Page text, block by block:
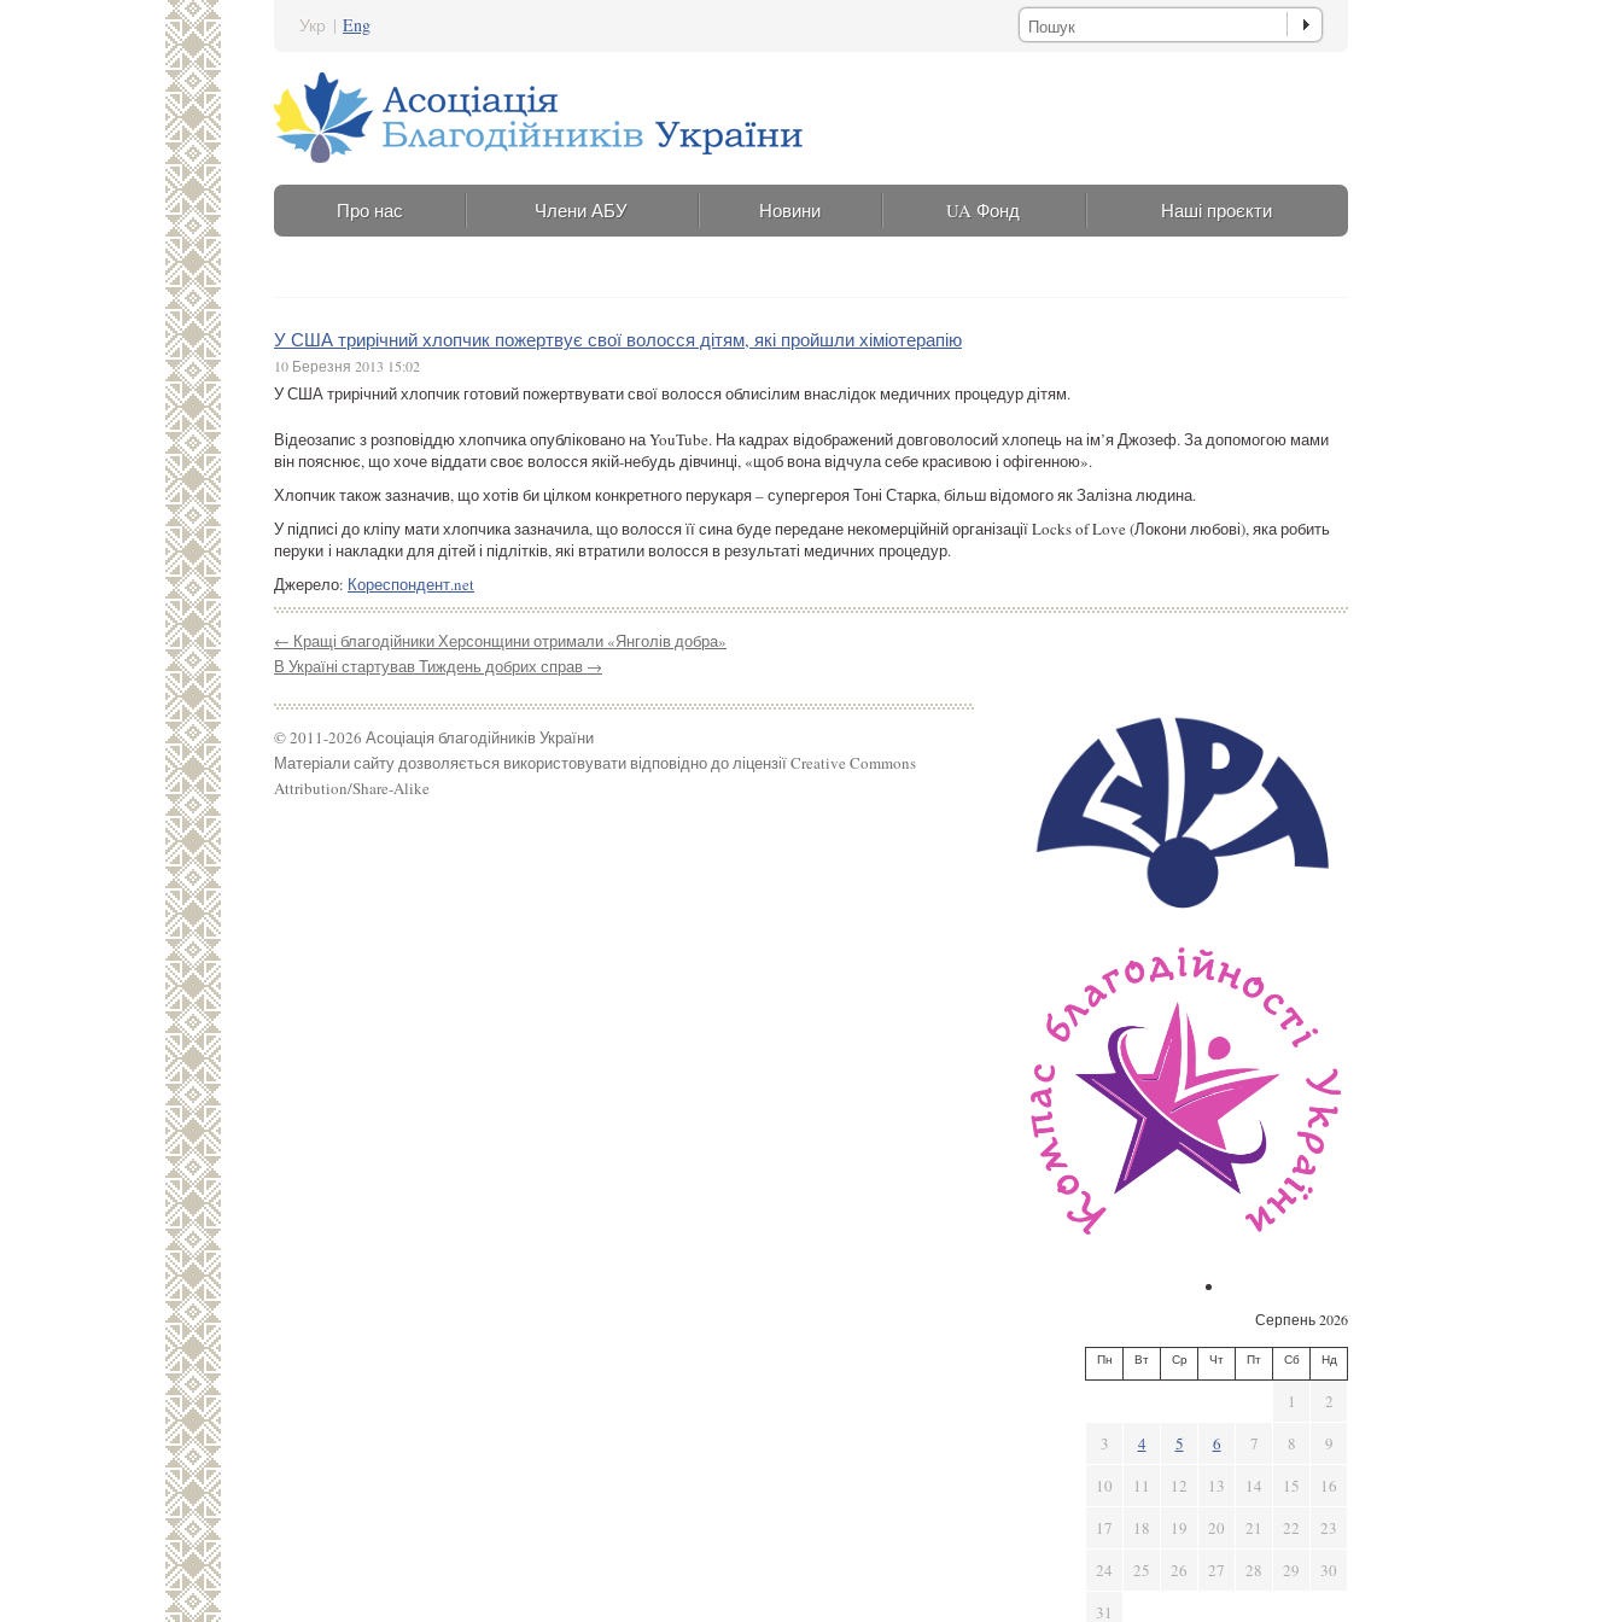
Укр | Eng
Про нас Члени АБУ Новини UA Фонд Наші проєкти
У США трирічний хлопчик пожертвує свої волосся дітям, які пройшли хіміотерапію
10 Березня 2013 15:02
У США трирічний хлопчик готовий пожертвувати свої волосся облисілим внаслідок медичних процедур дітям.
Відеозапис з розповіддю хлопчика опубліковано на YouTube. На кадрах відображений довговолосий хлопець на ім’я Джозеф. За допомогою мами
він пояснює, що хоче віддати своє волосся якій-небудь дівчинці, «щоб вона відчула себе красивою і офігенною».
Хлопчик також зазначив, що хотів би цілком конкретного перукаря – супергероя Тоні Старка, більш відомого як Залізна людина.
У підписі до кліпу мати хлопчика зазначила, що волосся її сина буде передане некомерційній організації Locks of Love (Локони любові), яка робить
перуки і накладки для дітей і підлітків, які втратили волосся в результаті медичних процедур.
Джерело: Кореспондент.net
← Кращі благодійники Херсонщини отримали «Янголів добра»
В Україні стартував Тиждень добрих справ →
Серпень 2026
Пн Вт Ср Чт Пт Сб Нд
1
2
3
4 5 6 7 8
9
10
11 12 13 14 15
16
17
18 19 20 21 22
23
24
25 26 27 28 29
30
31
© 2011-2026 Асоціація благодійників України
Матеріали сайту дозволяється використовувати відповідно до ліцензії Creative Commons
Attribution/Share-Alike